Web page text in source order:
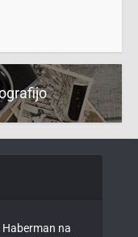
Haberman na